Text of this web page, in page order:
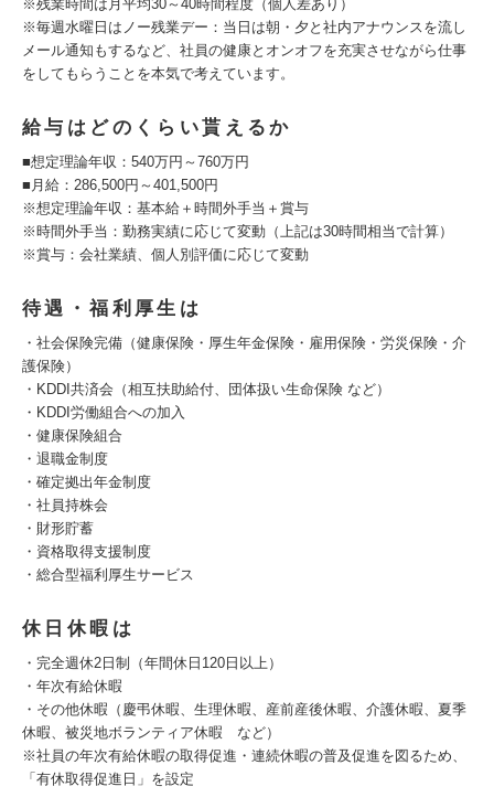
※残業時間は月平均30～40時間程度（個人差あり）
※毎週水曜日はノー残業デー：当日は朝・夕と社内アナウンスを流し
メール通知もするなど、社員の健康とオンオフを充実させながら仕事
をしてもらうことを本気で考えています。
給与はどのくらい貰えるか
■想定理論年収：540万円～760万円
■月給：286,500円～401,500円
※想定理論年収：基本給＋時間外手当＋賞与
※時間外手当：勤務実績に応じて変動（上記は30時間相当で計算）
※賞与：会社業績、個人別評価に応じて変動
待遇・福利厚生は
・社会保険完備（健康保険・厚生年金保険・雇用保険・労災保険・介
護保険）
・KDDI共済会（相互扶助給付、団体扱い生命保険 など）
・KDDI労働組合への加入
・健康保険組合
・退職金制度
・確定拠出年金制度
・社員持株会
・財形貯蓄
・資格取得支援制度
・総合型福利厚生サービス
休日休暇は
・完全週休2日制（年間休日120日以上）
・年次有給休暇
・その他休暇（慶弔休暇、生理休暇、産前産後休暇、介護休暇、夏季
休暇、被災地ボランティア休暇 など）
※社員の年次有給休暇の取得促進・連続休暇の普及促進を図るため、
「有休取得促進日」を設定